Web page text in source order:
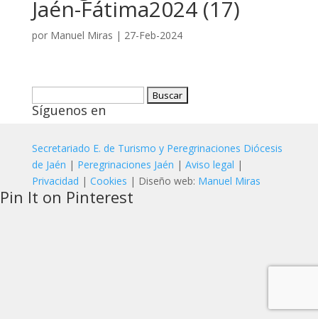
Jaén-Fátima2024 (17)
por Manuel Miras | 27-Feb-2024
Síguenos en
Secretariado E. de Turismo y Peregrinaciones Diócesis
de Jaén | Peregrinaciones Jaén | Aviso legal |
Privacidad | Cookies | Diseño web: Manuel Miras
Pin It on Pinterest